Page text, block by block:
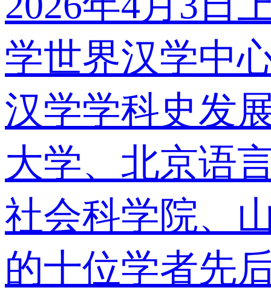
学世界汉学中
汉学学科史发
大学、北京语
社会科学院、
的十位学者先